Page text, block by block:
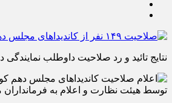
نتایج تائید و رد صلاحیت داوطلب
توسط هیئت نظارت و اعلام به